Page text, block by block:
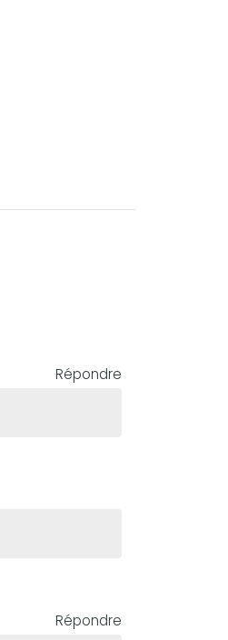
Répondre
Répondre